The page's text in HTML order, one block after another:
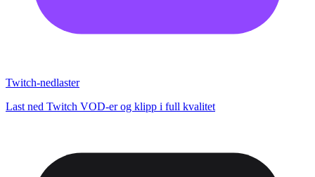
Twitch-nedlaster
Last ned Twitch VOD-er og klipp i full kvalitet